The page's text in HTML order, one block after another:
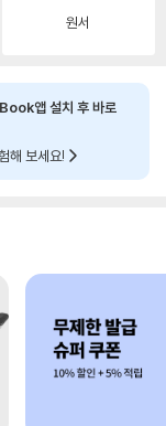
원서
앱 설치 후 바로
해 보세요!